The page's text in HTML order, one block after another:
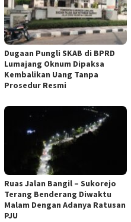
Dugaan Pungli SKAB di BPRD
Lumajang Oknum Dipaksa
Kembalikan Uang Tanpa
Prosedur Resmi
Ruas Jalan Bangil – Sukorejo
Terang Benderang Diwaktu
Malam Dengan Adanya Ratusan
PJU